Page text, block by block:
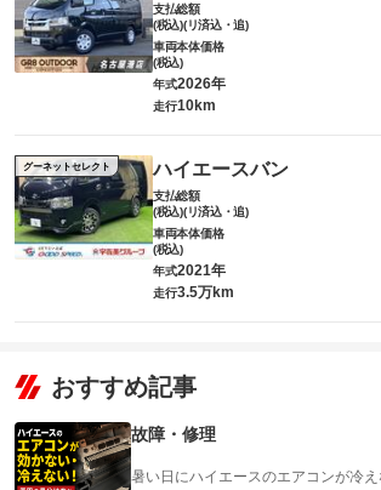
支払総額
(税込)(リ済込・追)
車両本体価格
(税込)
年式2026年
走行10km
グーネットセレクト ハイエースバン
支払総額
(税込)(リ済込・追)
車両本体価格
(税込)
年式2021年
走行3.5万km
おすすめ記事
故障・修理
暑い日にハイエースのエアコンが冷え